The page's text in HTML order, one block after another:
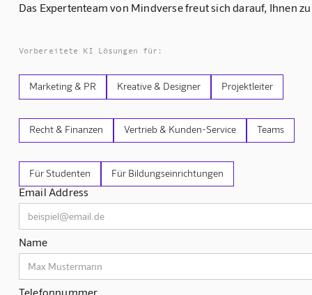
Das Expertenteam von Mindverse freut sich darauf, Ihnen
Vorbereitete KI Lösungen für:
Marketing & PR Kreative & Designer Projektleiter
Recht & Finanzen Vertrieb & Kunden-Service Teams
Für Studenten Für Bildungseinrichtungen
Email Address
Name
Telefonnummer